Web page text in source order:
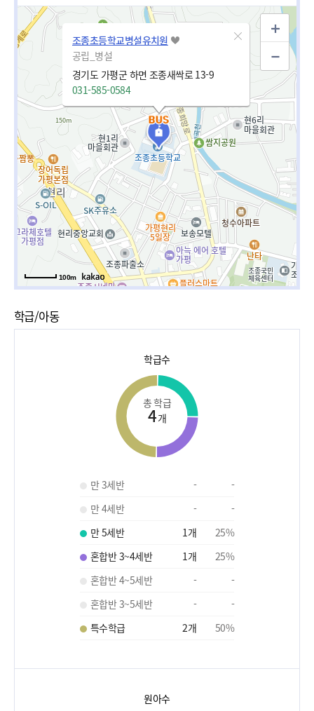
조종초등학교병설유치원
공립_병설
경기도 가평군 하면 조종새싹로 13-9
031-585-0584
100m
학급/아동
학급수
총 학급
4개
만 3세반 -
-
만 4세반
-
-
만 5세반
1개 25%
혼합반 3~4세반
1개 25%
혼합반 4~5세반
-
-
혼합반 3~5세반
-
-
특수학급
2개 50%
원아수